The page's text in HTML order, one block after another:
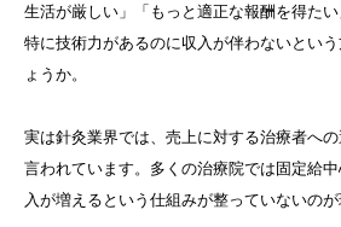
生活が厳しい」「もっと適正な報酬を得た
特に技術力があるのに収入が伴わないとい
ょうか。
実は針灸業界では、売上に対する治療者へ
言われています。多くの治療院では固定給
入が増えるという仕組みが整っていないのが